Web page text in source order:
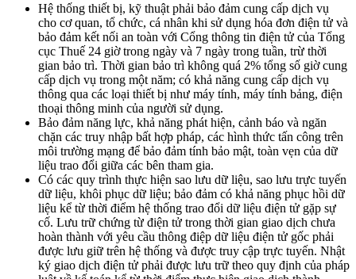
Hệ thống thiết bị, kỹ thuật phải bảo đảm cung cấp dịch vụ
cho cơ quan, tổ chức, cá nhân khi sử dụng hóa đơn điện tử và
bảo đảm kết nối an toàn với Cổng thông tin điện tử của Tổng
cục Thuế 24 giờ trong ngày và 7 ngày trong tuần, trừ thời
gian bảo trì. Thời gian bảo trì không quá 2% tổng số giờ cung
cấp dịch vụ trong một năm; có khả năng cung cấp dịch vụ
thông qua các loại thiết bị như máy tính, máy tính bảng, điện
thoại thông minh của người sử dụng.
Bảo đảm năng lực, khả năng phát hiện, cảnh báo và ngăn
chặn các truy nhập bất hợp pháp, các hình thức tấn công trên
môi trường mạng để bảo đảm tính bảo mật, toàn vẹn của dữ
liệu trao đổi giữa các bên tham gia.
Có các quy trình thực hiện sao lưu dữ liệu, sao lưu trực tuyến
dữ liệu, khôi phục dữ liệu; bảo đảm có khả năng phục hồi dữ
liệu kể từ thời điểm hệ thống trao đổi dữ liệu điện tử gặp sự
cố. Lưu trữ chứng từ điện tử trong thời gian giao dịch chưa
hoàn thành với yêu cầu thông điệp dữ liệu điện tử gốc phải
được lưu giữ trên hệ thống và được truy cập trực tuyến. Nhật
ký giao dịch điện tử phải được lưu trữ theo quy định của pháp